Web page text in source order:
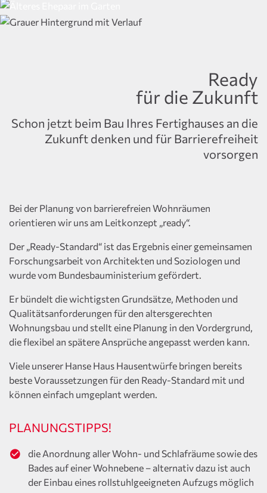
Schon jetzt beim Bau Ihres Fertighauses an die
Zukunft denken und für Barrierefreiheit
vorsorgen
Ready
für die Zukunft
Bei der Planung von barrierefreien Wohnräumen
orientieren wir uns am Leitkonzept „ready“.
Der „Ready-Standard“ ist das Ergebnis einer gemeinsamen
Forschungsarbeit von Architekten und Soziologen und
wurde vom Bundesbauministerium gefördert.
Er bündelt die wichtigsten Grundsätze, Methoden und
Qualitätsanforderungen für den altersgerechten
Wohnungsbau und stellt eine Planung in den Vordergrund,
die flexibel an spätere Ansprüche angepasst werden kann.
Viele unserer Hanse Haus Hausentwürfe bringen bereits
beste Voraussetzungen für den Ready-Standard mit und
können einfach umgeplant werden.
PLANUNGSTIPPS!
die Anordnung aller Wohn- und Schlafräume sowie des
Bades auf einer Wohnebene – alternativ dazu ist auch
der Einbau eines rollstuhlgeeigneten Aufzugs möglich